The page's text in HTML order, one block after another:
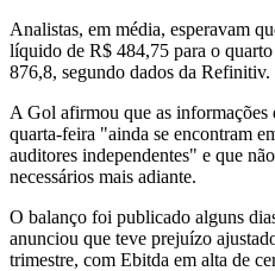
Analistas, em média, esperavam
líquido de R$ 484,75 para o
876,8, segundo dados da Refinitiv.
A Gol afirmou que as informações
quarta-feira "ainda se encontram
auditores independentes" e que
necessários mais adiante.
O balanço foi publicado alguns
anunciou que teve prejuízo
trimestre, com Ebitda em alta de